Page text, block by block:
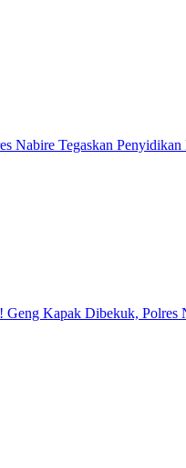
Nabire Tegaskan
Geng Kapak Dibekuk, Polres